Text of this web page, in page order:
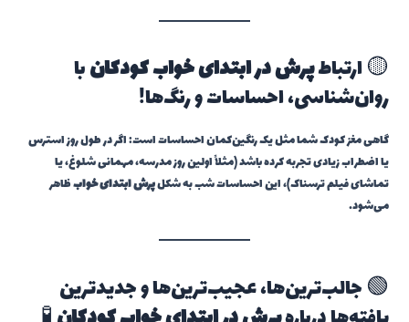
🟡 ارتباطپرش در ابتدای خواب کودکانبا
روان‌شناسی، احساسات و رنگ‌ها!
گاهی مغز کودک شما مثل یک رنگین‌کمان احساسات است: اگر در طول روز استرس
یا اضطراب زیادی تجربه کرده باشد (مثلاً اولین روز مدرسه، مهمانی شلوغ، یا
تماشای فیلم ترسناک)، این احساسات شب به شکلپرش ابتدای خوابظاهر
می‌شود.
🟢 جالب‌ترین‌ها، عجیب‌ترین‌ها و جدیدترین